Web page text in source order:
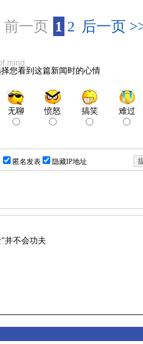
前一页 1 2 后一页
您看到这篇新闻时的心情
无聊 愤怒 搞笑 难过
匿名发表 隐藏IP地址
并不会功夫